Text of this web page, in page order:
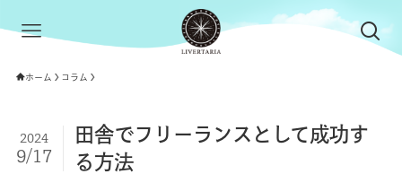
ホーム コラム
田舎でフリーランスとして成功す
る方法
2024
9/17